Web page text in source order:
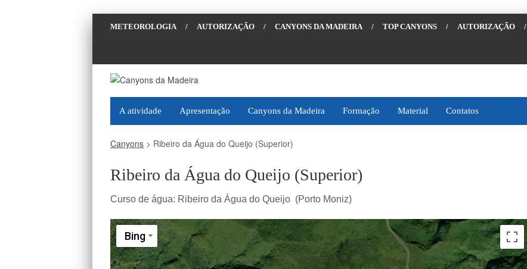
METEOROLOGIA / AUTORIZAÇÃO / CANYONS DA MADEIRA / TOP CANYONS / AUTORIZAÇÃO /
A atividade Apresentação Canyons da Madeira Formação Material Contatos
Canyons > Ribeiro da Água do Queijo (Superior)
Ribeiro da Água do Queijo (Superior)
Curso de água: Ribeiro da Água do Queijo (Porto Moniz)
Bing